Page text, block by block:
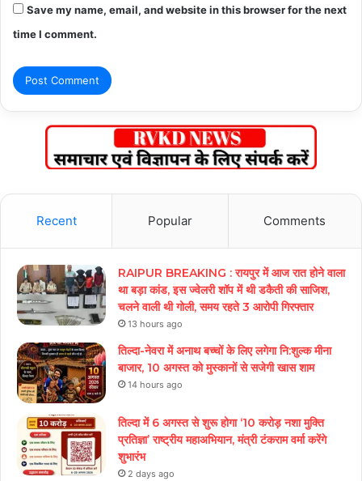
Save my name, email, and website in this browser for the next
time I comment.
Recent Popular Comments
RAIPUR BREAKING : रायपुर में आज रात होने वाला
था बड़ा कांड, इस ज्वेलरी शॉप में थी डकैती की साजिश,
चलने वाली थी गोली, समय रहते 3 आरोपी गिरफ्तार
13 hours ago
तिल्दा-नेवरा में अनाथ बच्चों के लिए लगेगा नि:शुल्क मीना
बाजार, 10 अगस्त को मुस्कानों से सजेगी खास शाम
14 hours ago
तिल्दा में 6 अगस्त से शुरू होगा ‘10 करोड़ नशा मुक्ति
प्रतिज्ञा’ राष्ट्रीय महाअभियान, मंत्री टंकराम वर्मा करेंगे
शुभारंभ
2 days ago